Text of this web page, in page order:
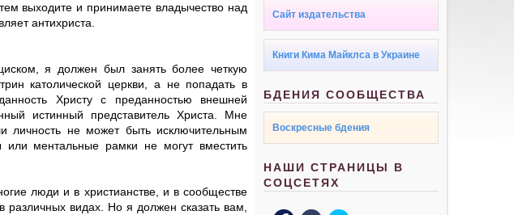
выходите и принимаете владычество над
антихриста.
я должен был занять более четкую
католической церкви, а не попадать в
Христу с преданностью внешней
истинный представитель Христа. Мне
личность не может быть исключительным
или ментальные рамки не могут вместить
люди и в христианстве, и в сообществе
видах. Но я должен сказать вам,
Сайт издательства
Книги Кима Майклса в Украине
БДЕНИЯ СООБЩЕСТВА
Воскресные бдения
НАШИ СТРАНИЦЫ В
СОЦСЕТЯХ